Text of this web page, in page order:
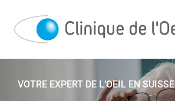
contenu
VOTRE EXPERT DE L’OEIL EN SUISSE